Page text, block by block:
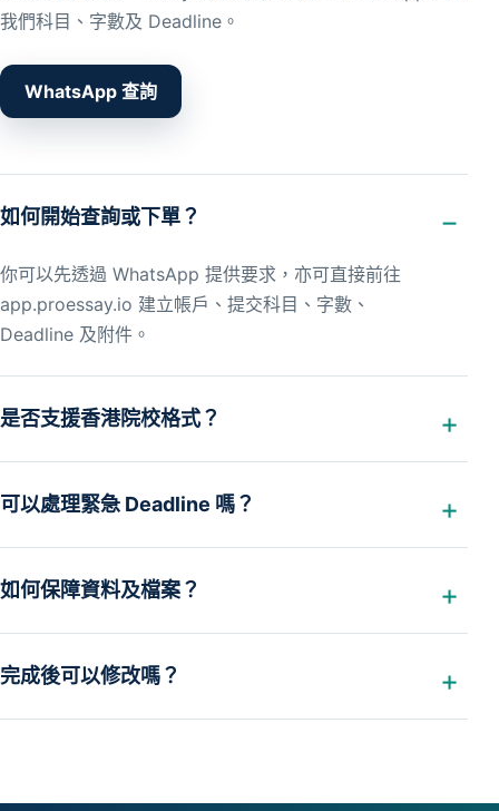
我們科目、字數及 Deadline。
WhatsApp 查詢
如何開始查詢或下單？
你可以先透過 WhatsApp 提供要求，亦可直接前往
app.proessay.io 建立帳戶、提交科目、字數、
Deadline 及附件。
是否支援香港院校格式？
可以處理緊急 Deadline 嗎？
如何保障資料及檔案？
完成後可以修改嗎？